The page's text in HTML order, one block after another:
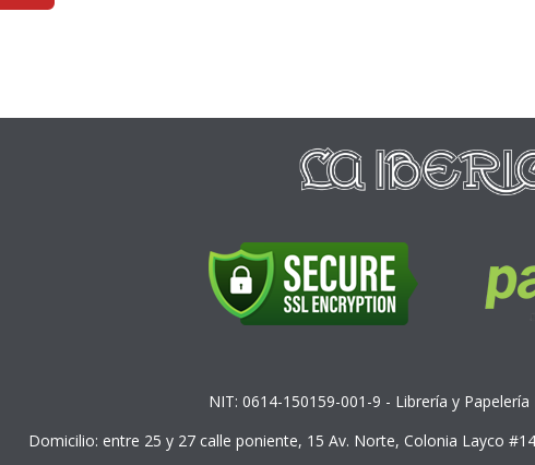
NIT: 0614-150159-001-9 - Librería y Papelería
Domicilio: entre 25 y 27 calle poniente, 15 Av. Norte, Colonia Layco